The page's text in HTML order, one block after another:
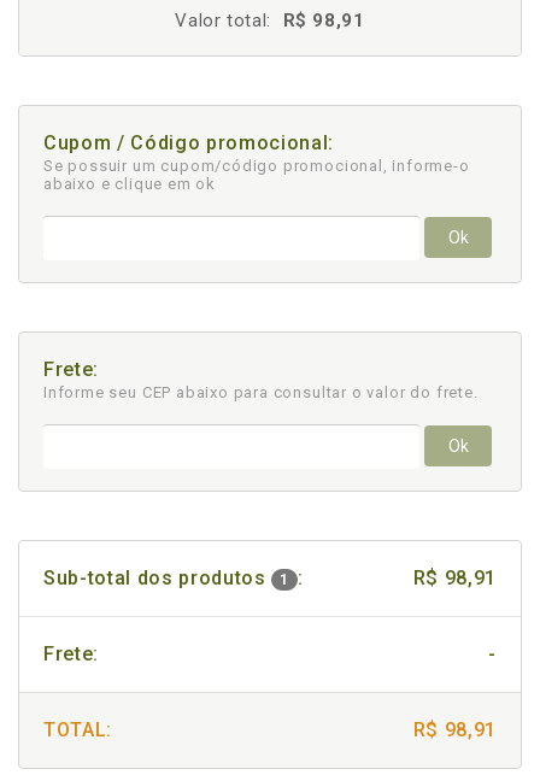
Valor total: R$ 98,91
Cupom / Código promocional:
Se possuir um cupom/código promocional, informe-o
abaixo e clique em ok
Ok
Frete:
Informe seu CEP abaixo para consultar o valor do frete.
Ok
Sub-total dos produtos 1 : R$ 98,91
Frete: -
TOTAL: R$ 98,91